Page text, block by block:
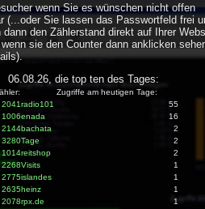
wenn Sie es wünschen nicht offen
(...oder Sie lassen das Passwortfeld frei
dann den Zählerstand direkt auf Ihrer
sie den Counter dann anklicken
06.08.26, die top ten des Tages:
Zugriffe am heutigen Tage:
2041radio101
55
1006enada
16
2144bachata
2
3280Tage
2
1014reitshop
2
2268Visits
1
2775islandes
1
2635heinz
1
2078rpx.de
1